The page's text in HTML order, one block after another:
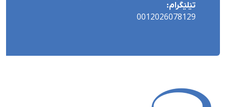
تێلێگرام:
0012026078129